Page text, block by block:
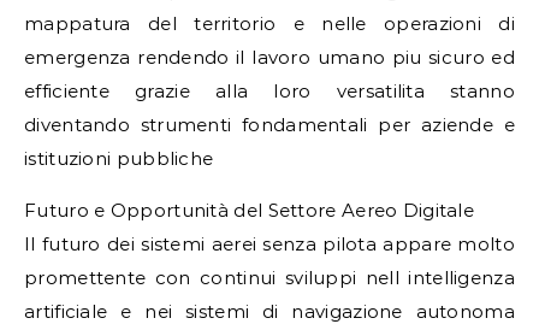
mappatura del territorio e nelle operazioni di
emergenza rendendo il lavoro umano piu sicuro ed
efficiente grazie alla loro versatilita stanno
diventando strumenti fondamentali per aziende e
istituzioni pubbliche
Futuro e Opportunità del Settore Aereo Digitale
Il futuro dei sistemi aerei senza pilota appare molto
promettente con continui sviluppi nell intelligenza
artificiale e nei sistemi di navigazione autonoma